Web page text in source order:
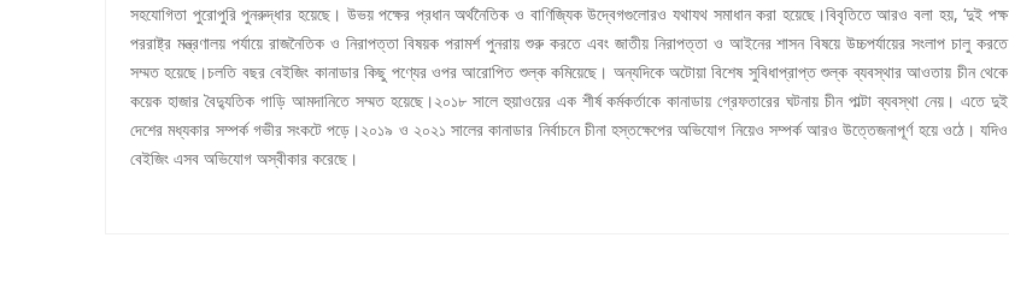
সহযোগিতা পুরোপুরি পুনরুদ্ধার হয়েছে। উভয় পক্ষের প্রধান অর্থনৈতিক ও বাণিজ্যিক উদ্বেগগুলোরও যথাযথ সমাধান করা হয়েছে।বিবৃতিতে আরও বলা হয়, ‘দুই পক্ষ
পররাষ্ট্র মন্ত্রণালয় পর্যায়ে রাজনৈতিক ও নিরাপত্তা বিষয়ক পরামর্শ পুনরায় শুরু করতে এবং জাতীয় নিরাপত্তা ও আইনের শাসন বিষয়ে উচ্চপর্যায়ের সংলাপ চালু করতে
সম্মত হয়েছে।চলতি বছর বেইজিং কানাডার কিছু পণ্যের ওপর আরোপিত শুল্ক কমিয়েছে। অন্যদিকে অটোয়া বিশেষ সুবিধাপ্রাপ্ত শুল্ক ব্যবস্থার আওতায় চীন থেকে
কয়েক হাজার বৈদ্যুতিক গাড়ি আমদানিতে সম্মত হয়েছে।২০১৮ সালে হুয়াওয়ের এক শীর্ষ কর্মকর্তাকে কানাডায় গ্রেফতারের ঘটনায় চীন পাল্টা ব্যবস্থা নেয়। এতে দুই
দেশের মধ্যকার সম্পর্ক গভীর সংকটে পড়ে।২০১৯ ও ২০২১ সালের কানাডার নির্বাচনে চীনা হস্তক্ষেপের অভিযোগ নিয়েও সম্পর্ক আরও উত্তেজনাপূর্ণ হয়ে ওঠে। যদিও
বেইজিং এসব অভিযোগ অস্বীকার করেছে।